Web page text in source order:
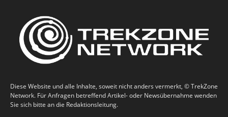
Diese Website und alle Inhalte, soweit nicht anders vermerkt, © TrekZone
Network. Für Anfragen betreffend Artikel- oder Newsübernahme wenden
Sie sich bitte an die Redaktionsleitung.